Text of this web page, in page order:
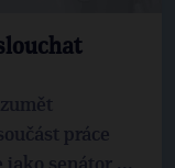
práce